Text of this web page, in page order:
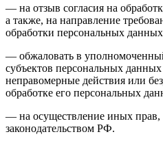
— на отзыв согласия на
а также, на направление
обработки персональных
— обжаловать в
субъектов персональных
неправомерные действия или
обработке его персональных
— на осуществление иных прав,
законодательством РФ.